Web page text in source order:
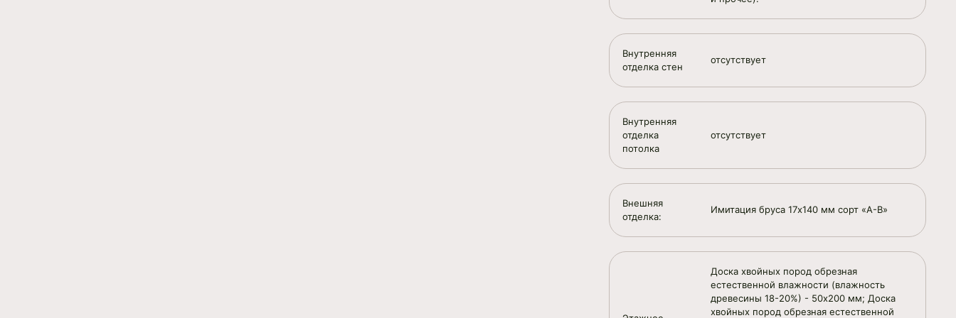
Внутренняя
отделка стен
отсутствует
Внутренняя
отделка
потолка
отсутствует
Внешняя
отделка:
Имитация бруса 17х140 мм сорт «А-В»
Доска хвойных пород обрезная
естественной влажности (влажность
древесины 18-20%) - 50х200 мм; Доска
хвойных пород обрезная естественной